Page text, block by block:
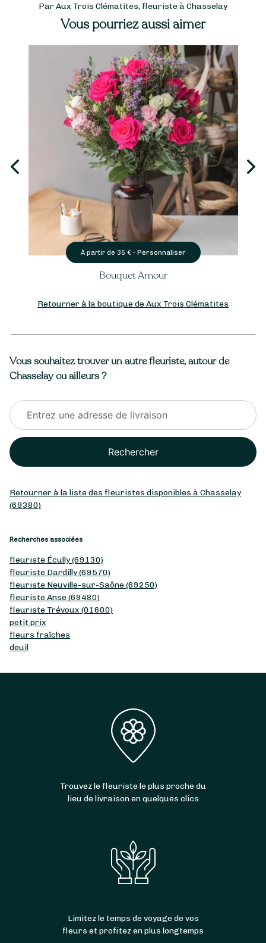
Par Aux Trois Clématites, fleuriste à Chasselay
Vous pourriez aussi aimer
À partir de 35 € - Personnaliser
Bouquet Amour
Retourner à la boutique de Aux Trois Clématites
Vous souhaitez trouver un autre fleuriste, autour de
Chasselay ou ailleurs ?
Rechercher
Retourner à la liste des fleuristes disponibles à Chasselay
(69380)
Recherches associées
fleuriste Écully (69130)
fleuriste Dardilly (69570)
fleuriste Neuville-sur-Saône (69250)
fleuriste Anse (69480)
fleuriste Trévoux (01600)
petit prix
fleurs fraîches
deuil
Trouvez le fleuriste le plus proche du
lieu de livraison en quelques clics
Limitez le temps de voyage de vos
fleurs et profitez en plus longtemps